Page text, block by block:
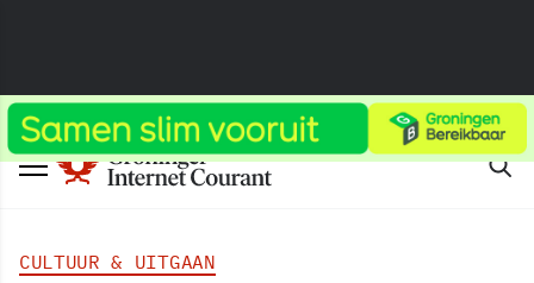
CULTUUR & UITGAAN